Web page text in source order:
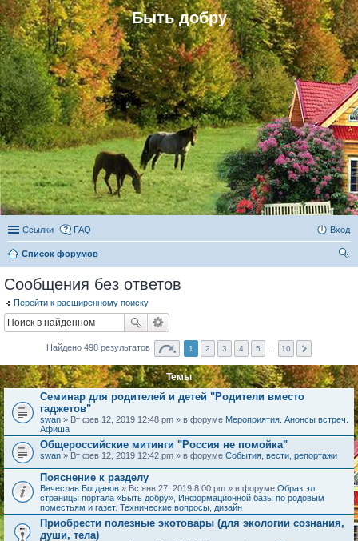
Быть добру
Ссылки FAQ Вход
Список форумов
Сообщения без ответов
Перейти к расширенному поиску
Найдено 498 результатов 1 2 3 4 5 10
Темы
Семинар для родителей и детей "Родители вместо
гаджетов"
swan » Вт фев 12, 2019 12:48 pm » в форуме Мероприятия. Анонсы встреч.
Афиша
Общероссийские митинги "Россия не помойка"
swan » Вт фев 12, 2019 12:42 pm » в форуме События, вести, репортажи
Пояснение к разделу
Вячеслав Богданов » Вс янв 27, 2019 8:00 pm » в форуме Образ эл.
страницы портала «Быть добру», Информационной базы по родовым
поместьям и газет. Технические вопросы, дизайн
Приобрести полезные экотовары (для экологии сознания,
души, тела)